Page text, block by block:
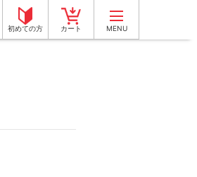
MENU
初めての方 カート